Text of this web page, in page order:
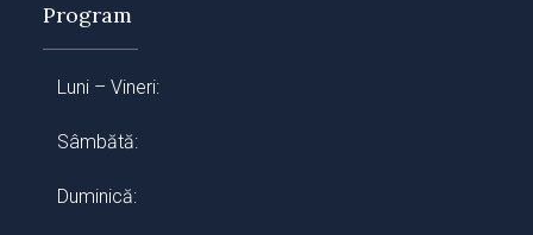
Program
Luni – Vineri:
Sâmbătă:
Duminică: